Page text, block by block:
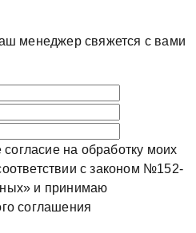
менеджер свяжется с вами
на обработку моих
с законом №152-
и принимаю
соглашения